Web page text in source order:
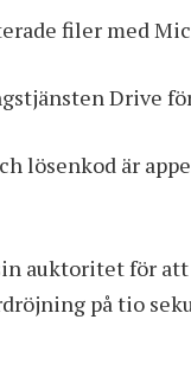
filer med
Drive
lösenkod är
auktoritet för
på tio